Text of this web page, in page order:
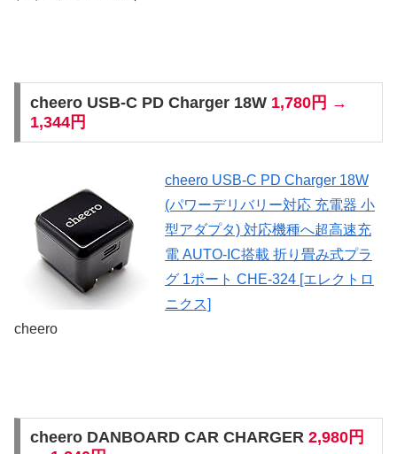
cheero USB-C PD Charger 18W 1,780円 →
1,344円
cheero USB-C PD Charger 18W
(パワーデリバリー対応 充電器 小
型アダプタ) 対応機種へ超高速充
電 AUTO-IC搭載 折り畳み式プラ
グ 1ポート CHE-324 [エレクトロ
ニクス]
cheero
cheero DANBOARD CAR CHARGER 2,980円